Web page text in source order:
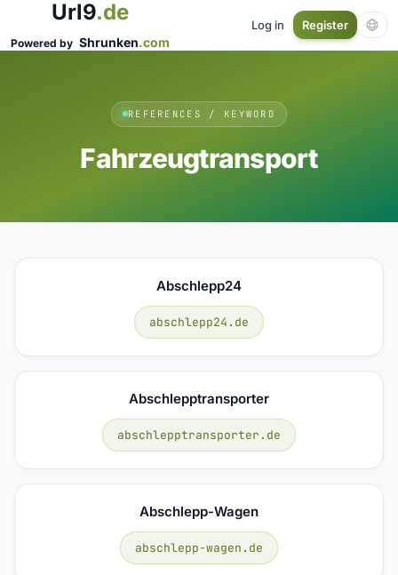
Url9.de
Powered by Shrunken.com
Log in Register
REFERENCES / KEYWORD
Fahrzeugtransport
Abschlepp24
abschlepp24.de
Abschlepptransporter
abschlepptransporter.de
Abschlepp-Wagen
abschlepp-wagen.de